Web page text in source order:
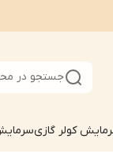
جستجو در
کولر گازی